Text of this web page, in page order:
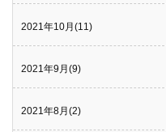
2021年10月(11)
2021年9月(9)
2021年8月(2)